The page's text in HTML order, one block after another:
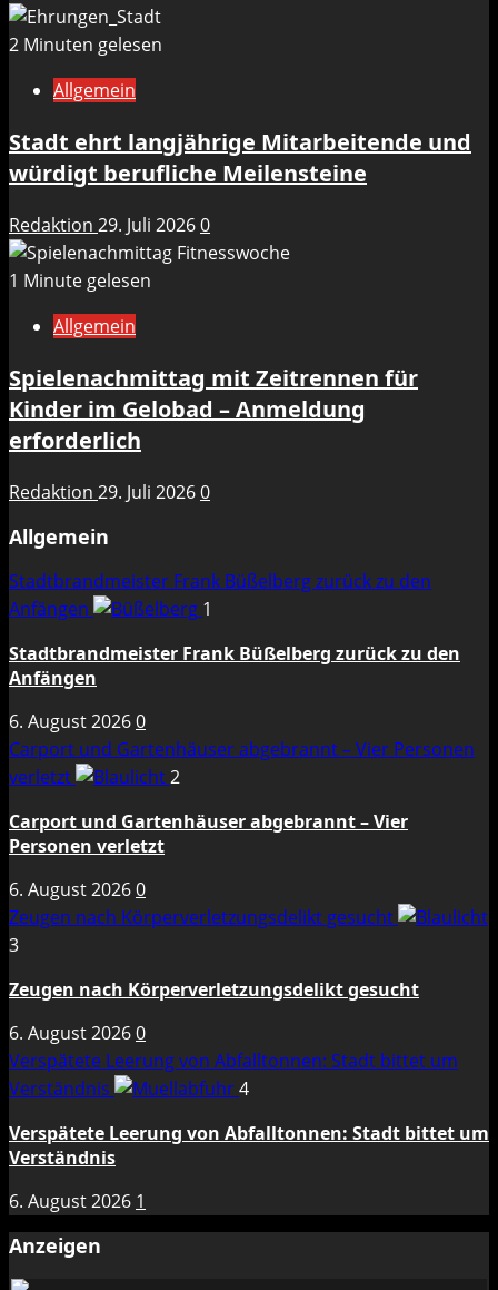
2 Minuten gelesen
Allgemein
Stadt ehrt langjährige Mitarbeitende und
würdigt berufliche Meilensteine
Redaktion 29. Juli 20260
1 Minute gelesen
Allgemein
Spielenachmittag mit Zeitrennen für
Kinder im Gelobad – Anmeldung
erforderlich
Redaktion 29. Juli 20260
Allgemein
Stadtbrandmeister Frank Büßelberg zurück zu den
Anfängen
1
Stadtbrandmeister Frank Büßelberg zurück zu den
Anfängen
6. August 20260
Carport und Gartenhäuser abgebrannt – Vier Personen
verletzt
2
Carport und Gartenhäuser abgebrannt – Vier
Personen verletzt
6. August 20260
Zeugen nach Körperverletzungsdelikt gesucht
3
Zeugen nach Körperverletzungsdelikt gesucht
6. August 20260
Verspätete Leerung von Abfalltonnen: Stadt bittet um
Verständnis
4
Verspätete Leerung von Abfalltonnen: Stadt bittet um
Verständnis
6. August 2026 1
Anzeigen